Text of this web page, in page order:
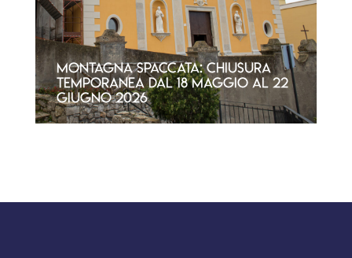
Montagna Spaccata: chiusura
temporanea dal 18 maggio al 22
giugno 2026